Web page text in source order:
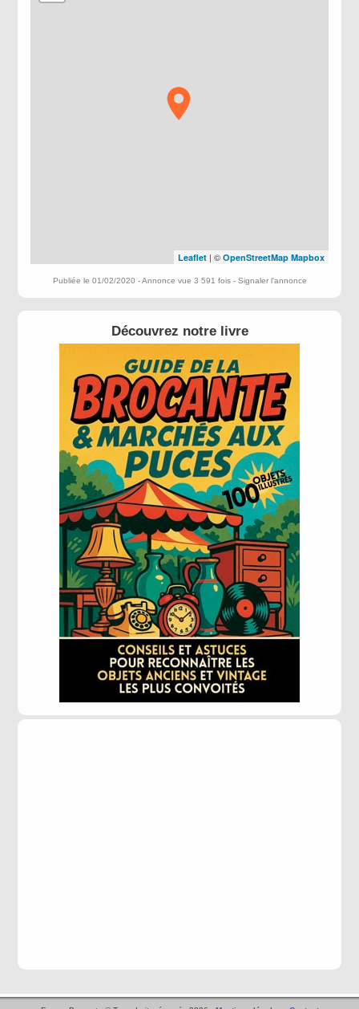
Leaflet| © OpenStreetMap Mapbox
Publiée le 01/02/2020 - Annonce vue 3 591 fois - Signaler l'annonce
Découvrez notre livre